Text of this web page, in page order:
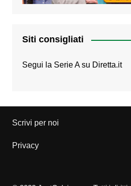
Siti consigliati
Segui la Serie A su Diretta.it
Scrivi per noi
Privacy